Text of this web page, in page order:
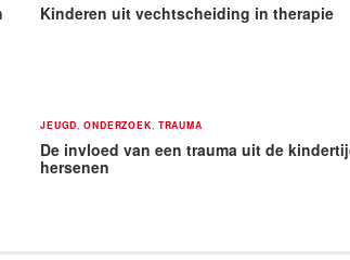
Kinderen uit vechtscheiding in therapie
JEUGD ,ONDERZOEK TRAUMA
De invloed van een trauma uit de
hersenen